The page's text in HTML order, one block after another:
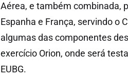
Aérea, e também combinada,
Espanha e França, servindo o
algumas das componentes
exercício Orion, onde será
EUBG.